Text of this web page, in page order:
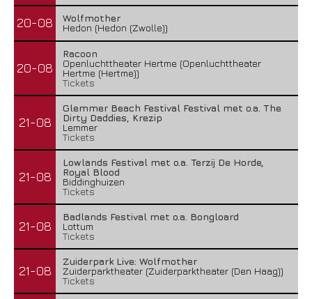
20-08
Wolfmother
Hedon (Hedon (Zwolle))
20-08
Racoon
Openluchttheater Hertme (Openluchttheater
Hertme (Hertme))
Tickets
21-08
Glemmer Beach Festival Festival met o.a. The
Dirty Daddies, Krezip
Lemmer
Tickets
21-08
Lowlands Festival met o.a. Terzij De Horde,
Royal Blood
Biddinghuizen
Tickets
21-08
Badlands Festival met o.a. Bongloard
Lottum
Tickets
21-08
Zuiderpark Live: Wolfmother
Zuiderparktheater (Zuiderparktheater (Den Haag))
Tickets